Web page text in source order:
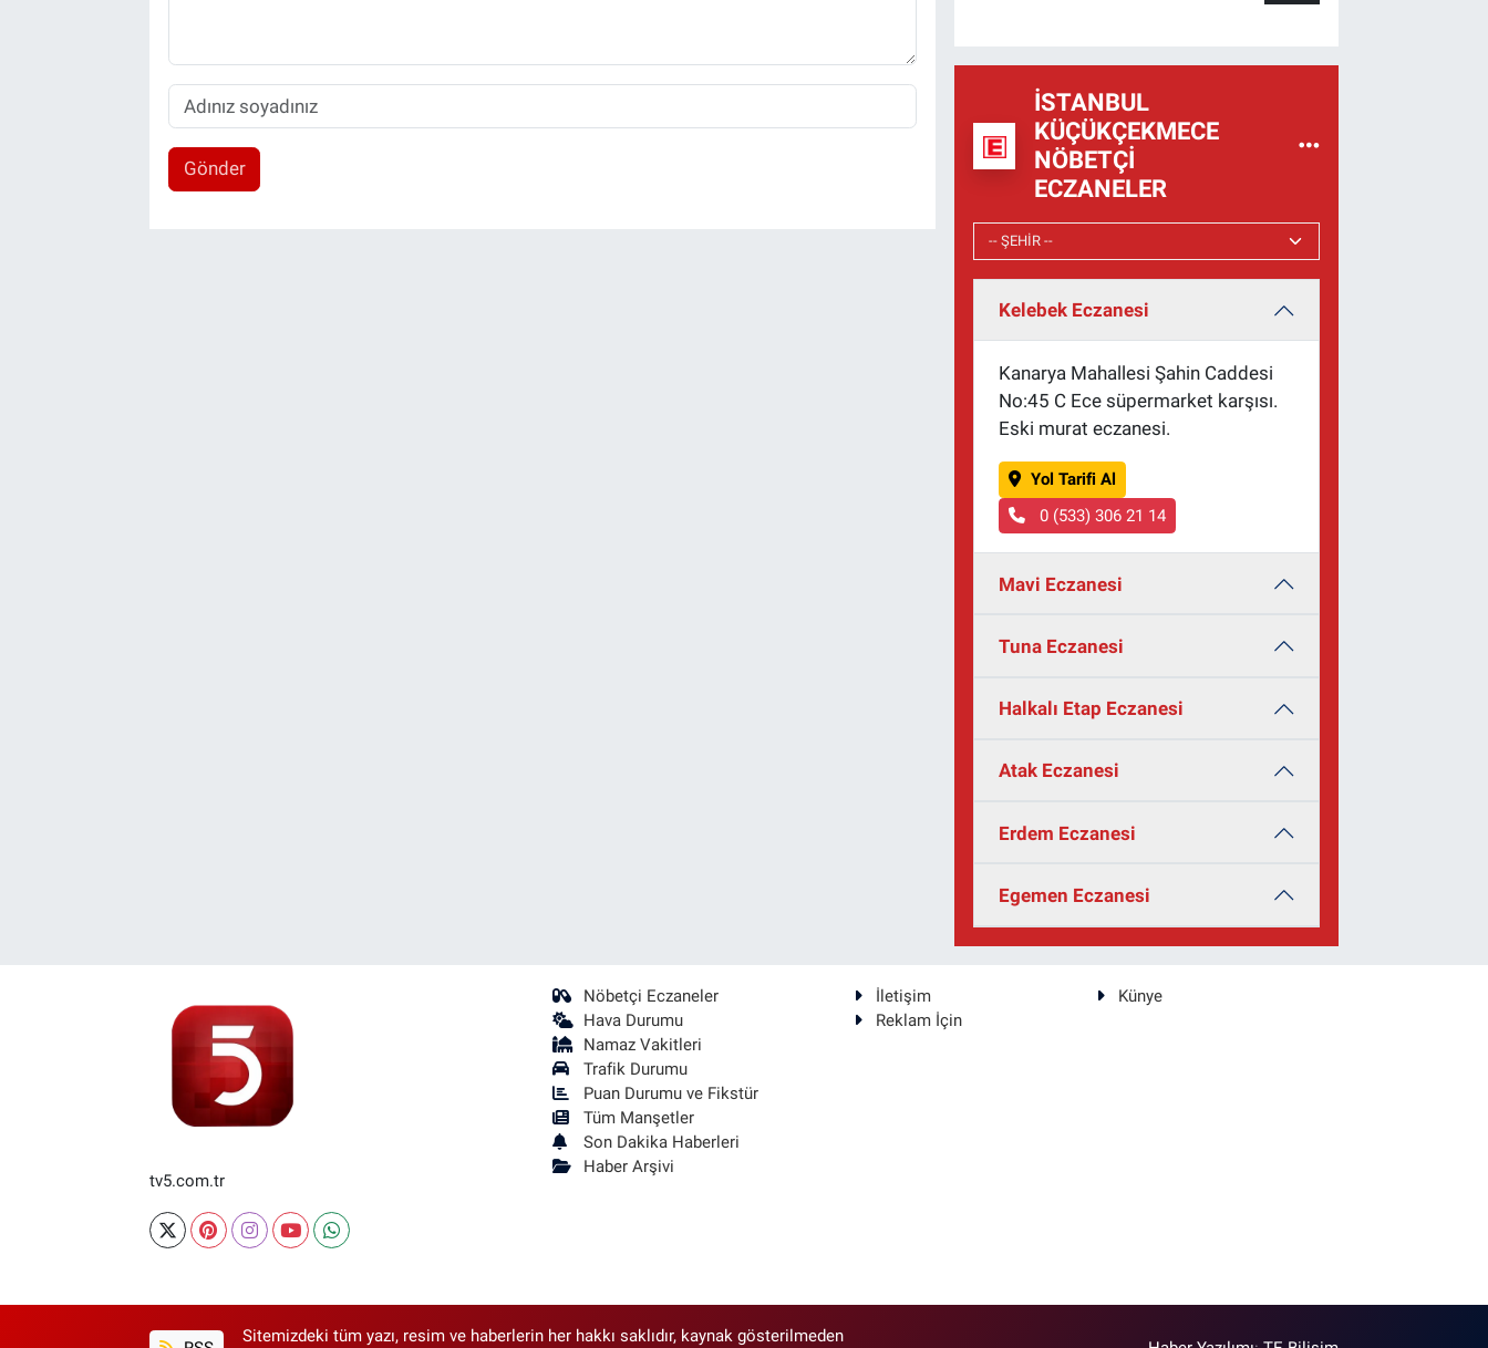
Gönder
İSTANBUL
KÜÇÜKÇEKMECE
NÖBETÇI
ECZANELER
Kelebek Eczanesi
Kanarya Mahallesi Şahin Caddesi
No:45 C Ece süpermarket karşısı.
Eski murat eczanesi.
Yol Tarifi Al
0 (533) 306 21 14
Mavi Eczanesi
Tuna Eczanesi
Halkalı Etap Eczanesi
Atak Eczanesi
Erdem Eczanesi
Egemen Eczanesi
tv5.com.tr
Nöbetçi Eczaneler
Hava Durumu
Namaz Vakitleri
Trafik Durumu
Puan Durumu ve Fikstür
Tüm Manşetler
Son Dakika Haberleri
Haber Arşivi
İletişim
Künye
Reklam İçin
Sitemizdeki tüm yazı, resim ve haberlerin her hakkı saklıdır, kaynak gösterilmeden